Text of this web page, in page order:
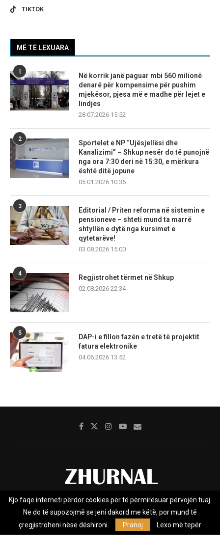
TIKTOK
MË TË LEXUARA
1
Në korrik janë paguar mbi 560 milionë
denarë për kompensime për pushim
mjekësor, pjesa më e madhe për lejet e
lindjes
28.07.2026 15:52
2
Sportelet e NP “Ujësjellësi dhe
Kanalizimi” – Shkup nesër do të punojnë
nga ora 7:30 deri në 15:30, e mërkura
është ditë jopune
05.01.2026 10:36
3
Editorial / Priten reforma në sistemin e
pensioneve – shteti mund ta marrë
shtyllën e dytë nga kursimet e
qytetarëve!
03.08.2026 15:00
4
Regjistrohet tërmet në Shkup
02.08.2026 22:34
5
DAP-i e fillon fazën e tretë të projektit
fatura elektronike
04.06.2026 13:52
Rreth nesh Impresumi Marketing
Privacy Policy
Zhurnal.mk është Agjenci e Lajmeve e pavarur, e themeluar në vitin
Kjo faqe interneti përdor cookies për të përmirësuar përvojën tuaj.
Ne do të supozojmë se jeni dakord me këtë, por mund të
çregjistroheni nëse dëshironi.
Pranoj Lexo më tepër